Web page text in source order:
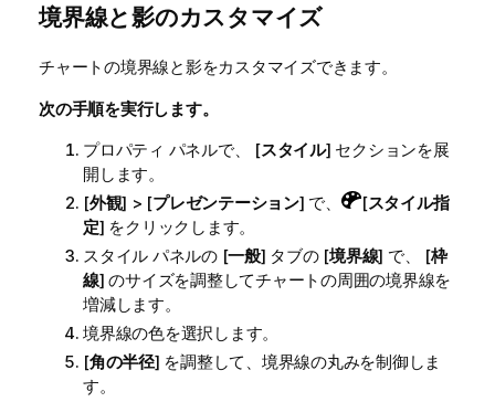
境界線と影のカスタマイズ
チャートの境界線と影をカスタマイズできます。
次の手順を実行します。
プロパティ パネルで、 [スタイル] セクションを展
開します。
[外観] > [プレゼンテーション] で、 [スタイル指
定] をクリックします。
スタイル パネルの [一般] タブの [境界線] で、 [枠
線] のサイズを調整してチャートの周囲の境界線を
増減します。
境界線の色を選択します。
[角の半径] を調整して、境界線の丸みを制御しま
す。